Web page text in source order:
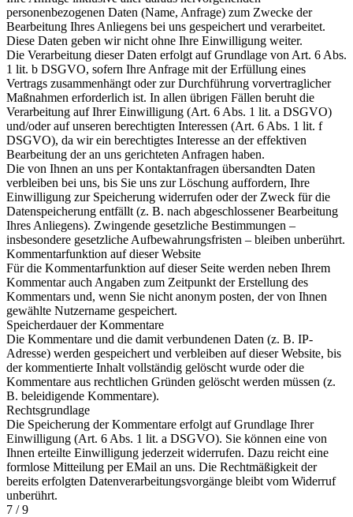
personenbezogenen Daten (Name, Anfrage) zum Zwecke der
Bearbeitung Ihres Anliegens bei uns gespeichert und verarbeitet.
Diese Daten geben wir nicht ohne Ihre Einwilligung weiter.
Die Verarbeitung dieser Daten erfolgt auf Grundlage von Art. 6 Abs.
1 lit. b DSGVO, sofern Ihre Anfrage mit der Erfüllung eines
Vertrags zusammenhängt oder zur Durchführung vorvertraglicher
Maßnahmen erforderlich ist. In allen übrigen Fällen beruht die
Verarbeitung auf Ihrer Einwilligung (Art. 6 Abs. 1 lit. a DSGVO)
und/oder auf unseren berechtigten Interessen (Art. 6 Abs. 1 lit. f
DSGVO), da wir ein berechtigtes Interesse an der effektiven
Bearbeitung der an uns gerichteten Anfragen haben.
Die von Ihnen an uns per Kontaktanfragen übersandten Daten
verbleiben bei uns, bis Sie uns zur Löschung auffordern, Ihre
Einwilligung zur Speicherung widerrufen oder der Zweck für die
Datenspeicherung entfällt (z. B. nach abgeschlossener Bearbeitung
Ihres Anliegens). Zwingende gesetzliche Bestimmungen –
insbesondere gesetzliche Aufbewahrungsfristen – bleiben unberührt.
Kommentarfunktion auf dieser Website
Für die Kommentarfunktion auf dieser Seite werden neben Ihrem
Kommentar auch Angaben zum Zeitpunkt der Erstellung des
Kommentars und, wenn Sie nicht anonym posten, der von Ihnen
gewählte Nutzername gespeichert.
Speicherdauer der Kommentare
Die Kommentare und die damit verbundenen Daten (z. B. IP-
Adresse) werden gespeichert und verbleiben auf dieser Website, bis
der kommentierte Inhalt vollständig gelöscht wurde oder die
Kommentare aus rechtlichen Gründen gelöscht werden müssen (z.
B. beleidigende Kommentare).
Rechtsgrundlage
Die Speicherung der Kommentare erfolgt auf Grundlage Ihrer
Einwilligung (Art. 6 Abs. 1 lit. a DSGVO). Sie können eine von
Ihnen erteilte Einwilligung jederzeit widerrufen. Dazu reicht eine
formlose Mitteilung per EMail an uns. Die Rechtmäßigkeit der
bereits erfolgten Datenverarbeitungsvorgänge bleibt vom Widerruf
unberührt.
7 / 9